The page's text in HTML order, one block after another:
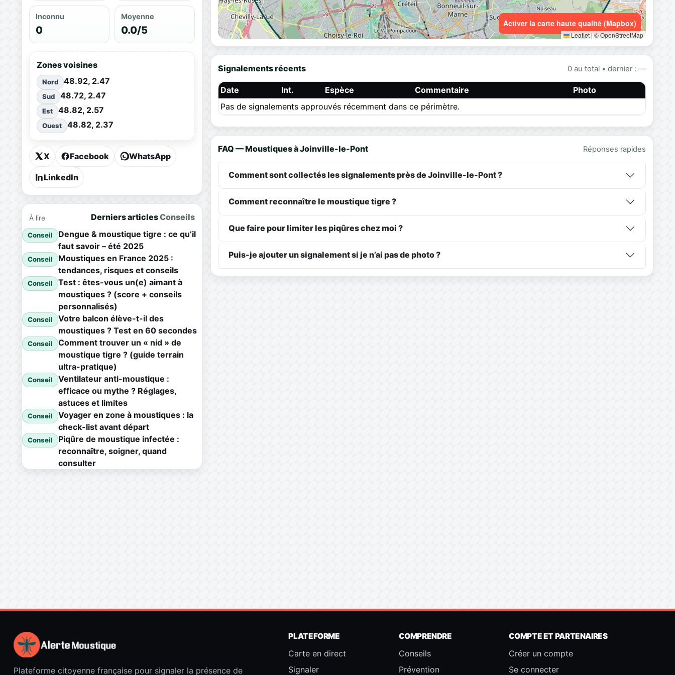
Inconnu
0
Moyenne
0.0/5
Zones voisines
Nord 48.92, 2.47
Sud 48.72, 2.47
Est 48.82, 2.57
Ouest 48.82, 2.37
X Facebook WhatsApp
LinkedIn
À lire Derniers articlesConseils
Conseil
Dengue & moustique tigre : ce qu’il
faut savoir – été 2025
Conseil
Moustiques en France 2025 :
tendances, risques et conseils
Conseil
Test : êtes-vous un(e) aimant à
moustiques ? (score + conseils
personnalisés)
Conseil
Votre balcon élève-t-il des
moustiques ? Test en 60 secondes
Conseil
Comment trouver un « nid » de
moustique tigre ? (guide terrain
ultra-pratique)
Conseil
Ventilateur anti-moustique :
efficace ou mythe ? Réglages,
astuces et limites
Conseil
Voyager en zone à moustiques : la
check-list avant départ
Conseil
Piqûre de moustique infectée :
reconnaître, soigner, quand
consulter
Leaflet|© OpenStreetMap
Activer la carte haute qualité (Mapbox)
Signalements récents 0 au total • dernier : —
Date Int. Espèce Commentaire
Photo
Pas de signalements approuvés récemment dans ce périmètre.
FAQ — Moustiques à Joinville-le-Pont Réponses rapides
Comment sont collectés les signalements près de Joinville-le-Pont ?
Comment reconnaître le moustique tigre ?
Que faire pour limiter les piqûres chez moi ?
Puis-je ajouter un signalement si je n’ai pas de photo ?
Plateforme citoyenne française pour signaler la présence de
PLATEFORME
Carte en direct
Signaler
COMPRENDRE
Conseils
Prévention
COMPTE ET PARTENAIRES
Créer un compte
Se connecter